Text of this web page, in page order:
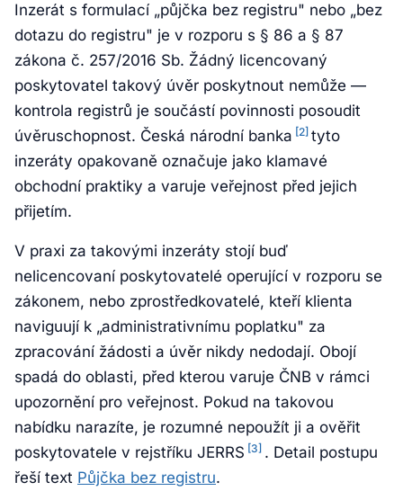
Inzerát s formulací „půjčka bez registru" nebo „bez
dotazu do registru" je v rozporu s § 86 a § 87
zákona č. 257/2016 Sb. Žádný licencovaný
poskytovatel takový úvěr poskytnout nemůže —
kontrola registrů je součástí povinnosti posoudit
úvěruschopnost. Česká národní banka [2] tyto
inzeráty opakovaně označuje jako klamavé
obchodní praktiky a varuje veřejnost před jejich
přijetím.
V praxi za takovými inzeráty stojí buď
nelicencovaní poskytovatelé operující v rozporu se
zákonem, nebo zprostředkovatelé, kteří klienta
naviguují k „administrativnímu poplatku" za
zpracování žádosti a úvěr nikdy nedodají. Obojí
spadá do oblasti, před kterou varuje ČNB v rámci
upozornění pro veřejnost. Pokud na takovou
nabídku narazíte, je rozumné nepoužít ji a ověřit
poskytovatele v rejstříku JERRS [3] . Detail postupu
řeší text Půjčka bez registru.